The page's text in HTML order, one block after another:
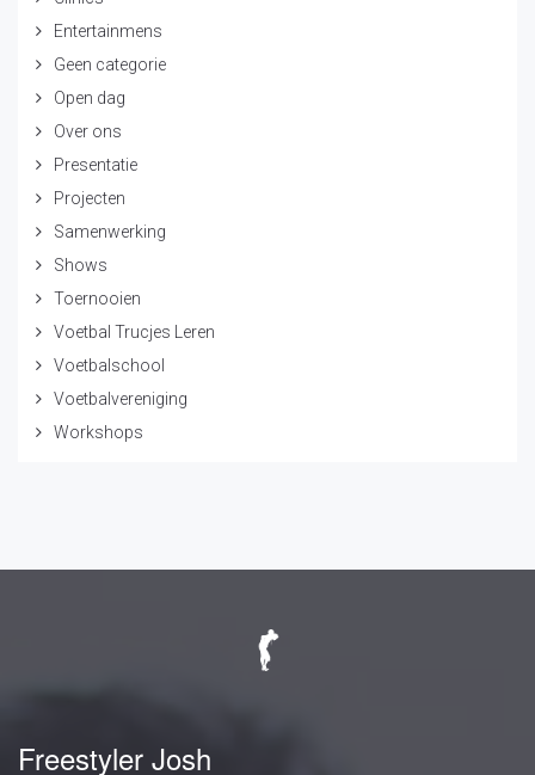
Entertainmens
Geen categorie
Open dag
Over ons
Presentatie
Projecten
Samenwerking
Shows
Toernooien
Voetbal Trucjes Leren
Voetbalschool
Voetbalvereniging
Workshops
Freestyler Josh